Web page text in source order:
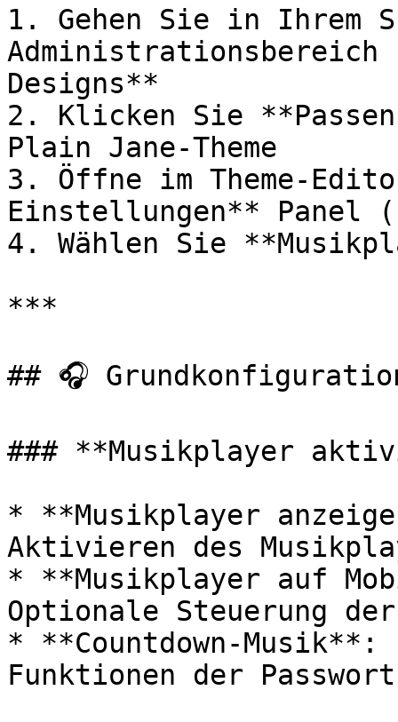
1. Gehen Sie in Ihrem
Administrationsbereich
Designs**
2. Klicken Sie
Plain Jane-Theme
3. Öffne im Theme-
Einstellungen** Panel
4. Wählen Sie
***
## 🎧
### **Musikplayer
* **Musikplayer
Aktivieren des
* **Musikplayer auf
Optionale Steuerung
* **Countdown-
Funktionen der